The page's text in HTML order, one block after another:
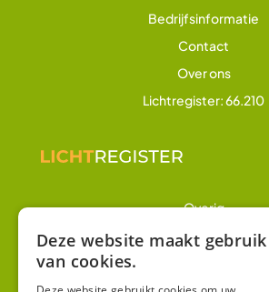
Bedrijfsinformatie
Contact
Over ons
Lichtregister: 66.210
Overig
Winkel
Deze website maakt gebruik
van cookies.